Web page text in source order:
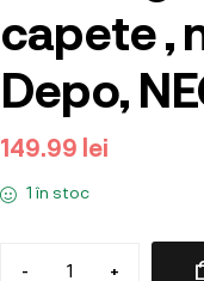
capete ,
Depo,
149.99 lei
1 în stoc
- +